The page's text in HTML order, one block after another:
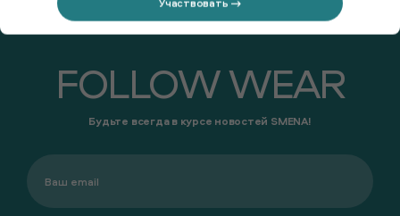
FOLLOW WEAR
Будьте всегда в курсе новостей SMENA!